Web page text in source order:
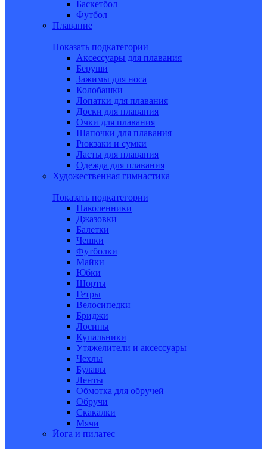
Баскетбол
Футбол
Плавание
Показать подкатегории
Аксессуары для плавания
Беруши
Зажимы для носа
Колобашки
Лопатки для плавания
Доски для плавания
Очки для плавания
Шапочки для плавания
Рюкзаки и сумки
Ласты для плавания
Одежда для плавания
Художественная гимнастика
Показать подкатегории
Наколенники
Джазовки
Балетки
Чешки
Футболки
Майки
Юбки
Шорты
Гетры
Велосипедки
Бриджи
Лосины
Купальники
Утяжелители и аксессуары
Чехлы
Булавы
Ленты
Обмотка для обручей
Обручи
Скакалки
Мячи
Йога и пилатес